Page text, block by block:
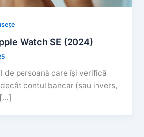
Watch SE (2024)
de persoană care își verifică
contul bancar (sau invers,